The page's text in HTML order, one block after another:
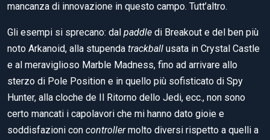
mancanza di innovazione in questo campo. Tutt’altro.
Gli esempi si sprecano: dal paddle di Breakout e del ben più
noto Arkanoid, alla stupenda trackball usata in Crystal Castle
e al meraviglioso Marble Madness, fino ad arrivare allo
sterzo di Pole Position e in quello più sofisticato di Spy
Hunter, alla cloche de Il Ritorno dello Jedi, ecc., non sono
certo mancati i capolavori che mi hanno dato gioie e
soddisfazioni con controllermolto diversi rispetto a quelli a